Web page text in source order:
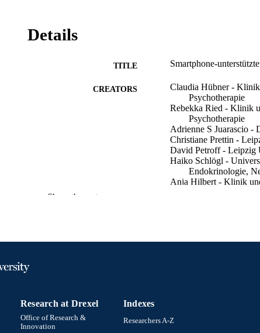
Details
TITLE Smartphone-
CREATORS
Claudia Hübner -
Psychotherapie
Rebekka Ried - Klinik
Psychotherapie
Adrienne S Juarascio -
Christiane Prettin -
David Petroff - Leipzig
Haiko Schlögl -
Endokrinologie,
Anja Hilbert - Klinik
Show the rest
Research at Drexel
Office of Research &
Innovation
Indexes
Researchers A-Z